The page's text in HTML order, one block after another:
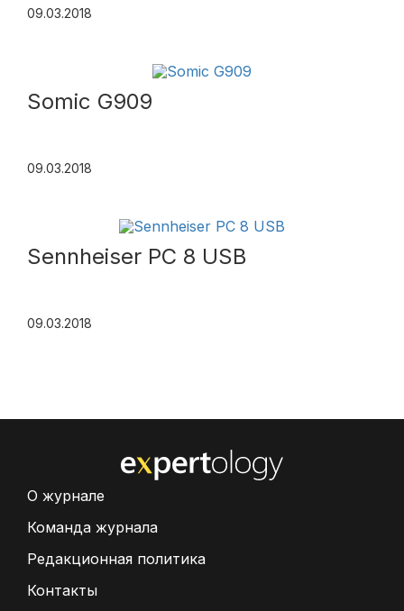
09.03.2018
Somic G909
09.03.2018
Sennheiser PC 8 USB
09.03.2018
О журнале
Команда журнала
Редакционная политика
Контакты